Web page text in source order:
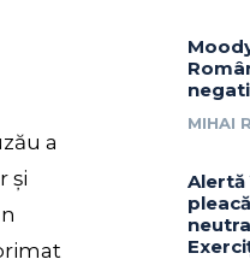
a
și
MIHAI
Alertă